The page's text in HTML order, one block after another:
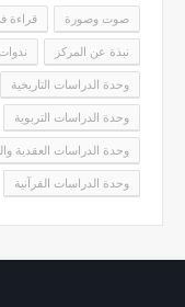
صوت وصورة
قراءة
نبذة عن المركز
وحدة الدراسات التاريخية
وحدة الدراسات التربوية
وحدة الدراسات العقدية
وحدة الدراسات القرآنية